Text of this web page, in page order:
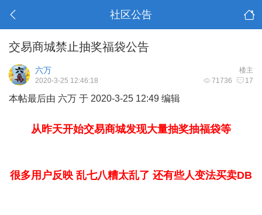
社区公告
交易商城禁止抽奖福袋公告
楼主
六万
71736 17
2020-3-25 12:46:18
本帖最后由 六万 于 2020-3-25 12:49 编辑
从昨天开始交易商城发现大量抽奖抽福袋等
很多用户反映 乱七八糟太乱了 还有些人变法买卖DB